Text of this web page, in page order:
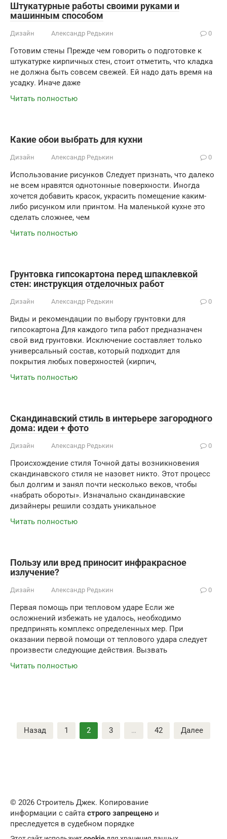
Штукатурные работы своими руками и
машинным способом
Дизайн Александр Редькин 0
Готовим стены Прежде чем говорить о подготовке к
штукатурке кирпичных стен, стоит отметить, что кладка
не должна быть совсем свежей. Ей надо дать время на
усадку. Иначе даже
Читать полностью
Какие обои выбрать для кухни
Дизайн Александр Редькин 0
Использование рисунков Следует признать, что далеко
не всем нравятся однотонные поверхности. Иногда
хочется добавить красок, украсить помещение каким-
либо рисунком или принтом. На маленькой кухне это
сделать сложнее, чем
Читать полностью
Грунтовка гипсокартона перед шпаклевкой
стен: инструкция отделочных работ
Дизайн Александр Редькин 0
Виды и рекомендации по выбору грунтовки для
гипсокартона Для каждого типа работ предназначен
свой вид грунтовки. Исключение составляет только
универсальный состав, который подходит для
покрытия любых поверхностей (кирпич,
Читать полностью
Скандинавский стиль в интерьере загородного
дома: идеи + фото
Дизайн Александр Редькин 0
Происхождение стиля Точной даты возникновения
скандинавского стиля не назовет никто. Этот процесс
был долгим и занял почти несколько веков, чтобы
«набрать обороты». Изначально скандинавские
дизайнеры решили создать уникальное
Читать полностью
Пользу или вред приносит инфракрасное
излучение?
Дизайн Александр Редькин 0
Первая помощь при тепловом ударе Если же
осложнений избежать не удалось, необходимо
предпринять комплекс определенных мер. При
оказании первой помощи от теплового удара следует
произвести следующие действия. Вызвать
Читать полностью
Пагинация
записей
Назад 1 2 3 … 42 Далее
© 2026 Строитель Джек. Копирование
информации с сайта строго запрещено и
преследуется в судебном порядке